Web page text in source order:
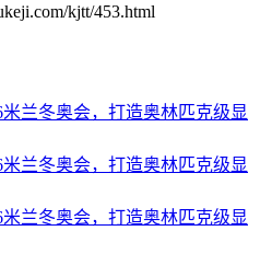
kjtt/453.html
兰冬奥会，打造奥林匹克级显
兰冬奥会，打造奥林匹克级显
兰冬奥会，打造奥林匹克级显